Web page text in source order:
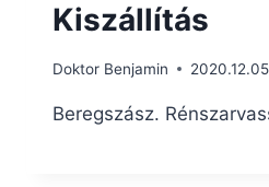
Kiszállítás
Doktor Benjamin
Beregszász.